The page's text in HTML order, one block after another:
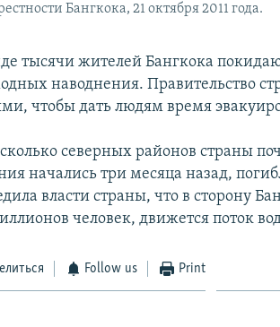
Бангкока, 21 октября 2011 года.
тысячи жителей Бангкока
наводнения. Правительство
чтобы дать людям время
северных районов страны
начались три месяца назад,
власти страны, что в сторону
человек, движется поток
Follow us Print